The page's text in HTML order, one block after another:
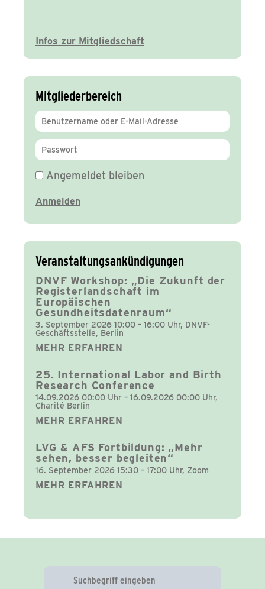
Infos zur Mitgliedschaft
Mitgliederbereich
Angemeldet bleiben
Veranstaltungsankündigungen
DNVF Workshop: „Die Zukunft der
Registerlandschaft im
Europäischen
Gesundheitsdatenraum“
3. September 2026 10:00 – 16:00 Uhr, DNVF-
Geschäftsstelle, Berlin
MEHR ERFAHREN
25. International Labor and Birth
Research Conference
14.09.2026 00:00 Uhr – 16.09.2026 00:00 Uhr,
Charité Berlin
MEHR ERFAHREN
LVG & AFS Fortbildung: „Mehr
sehen, besser begleiten“
16. September 2026 15:30 – 17:00 Uhr, Zoom
MEHR ERFAHREN